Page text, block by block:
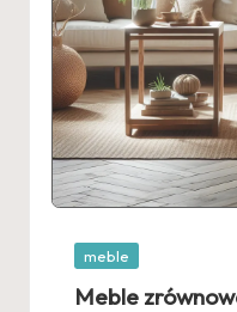
Posted
meble
Meble